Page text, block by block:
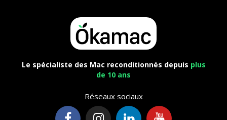
Le spécialiste des Mac reconditionnés depuis plus
de 10 ans
Réseaux sociaux